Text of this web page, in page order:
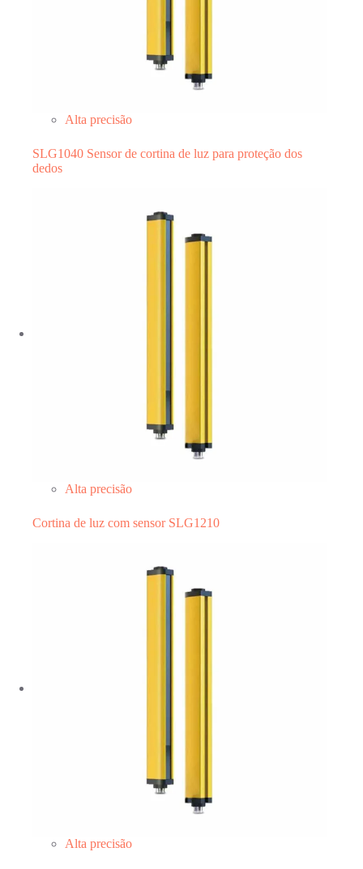
Alta precisão
SLG1040 Sensor de cortina de luz para proteção dos
dedos
Alta precisão
Cortina de luz com sensor SLG1210
Alta precisão